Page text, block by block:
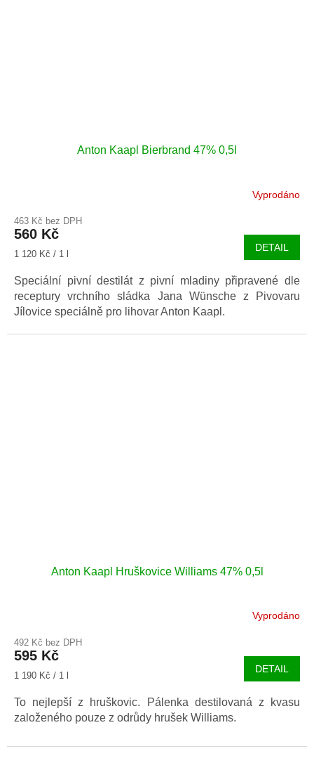
Anton Kaapl Bierbrand 47% 0,5l
Vyprodáno
463 Kč bez DPH
560 Kč
Měrná
1 120 Kč / 1 l
DETAIL
Speciální pivní destilát z pivní mladiny připravené dle
receptury vrchního sládka Jana Wünsche z Pivovaru
Jílovice speciálně pro lihovar Anton Kaapl.
Anton Kaapl Hruškovice Williams 47% 0,5l
Vyprodáno
492 Kč bez DPH
595 Kč
Měrná
1 190 Kč / 1 l
DETAIL
To nejlepší z hruškovic. Pálenka destilovaná z kvasu
založeného pouze z odrůdy hrušek Williams.